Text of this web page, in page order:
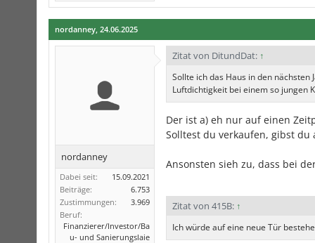
nordanney 24.06.2025
nordanney
Dabei seit:
15.09.2021
Beiträge:
6.753
Zustimmungen:
3.969
Beruf:
Finanzierer/Investor/Ba
u- und Sanierungslaie
Zitat von DitundDat: ↑
Sollte ich das Haus in den
Luftdichtigkeit bei einem so jungen
Der ist a) eh nur auf einen
Solltest du verkaufen, gibst du
Ansonsten sieh zu, dass bei
Zitat von 415B: ↑
Ich würde auf eine neue Tür